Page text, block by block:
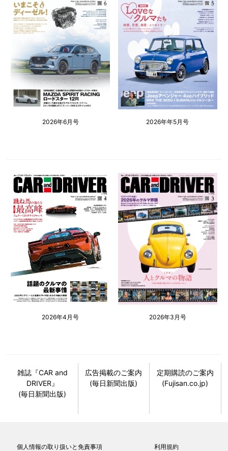
2026年6月号 2026年年5月号
2026年4月号 2026年3月号
雑誌『CAR and
DRIVER』
(毎日新聞出版)
広告掲載のご案内
(毎日新聞出版)
定期購読のご案内
(Fujisan.co.jp)
個人情報の取り扱いと免責事項 利用規約